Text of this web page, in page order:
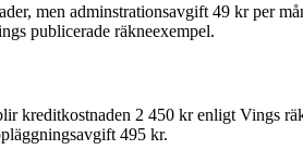
men adminstrationsavgift 49 kr per
publicerade räkneexempel.
kreditkostnaden 2 450 kr enligt Vings
495 kr.